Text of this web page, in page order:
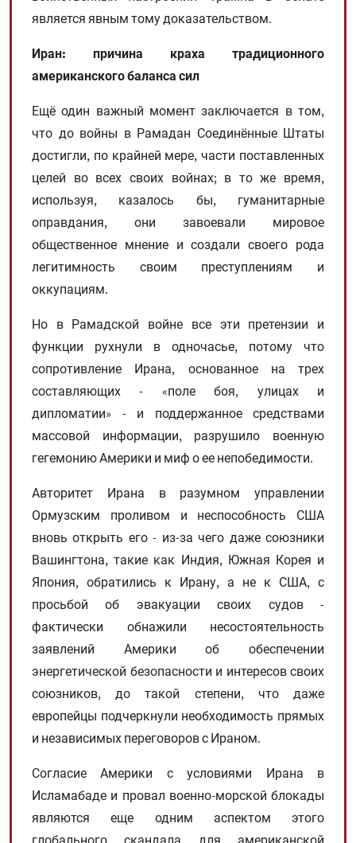
является явным тому доказательством.
Иран: причина краха традиционного
американского баланса сил
Ещё один важный момент заключается в том,
что до войны в Рамадан Соединённые Штаты
достигли, по крайней мере, части поставленных
целей во всех своих войнах; в то же время,
используя, казалось бы, гуманитарные
оправдания, они завоевали мировое
общественное мнение и создали своего рода
легитимность своим преступлениям и
оккупациям.
Но в Рамадской войне все эти претензии и
функции рухнули в одночасье, потому что
сопротивление Ирана, основанное на трех
составляющих - «поле боя, улицах и
дипломатии» - и поддержанное средствами
массовой информации, разрушило военную
гегемонию Америки и миф о ее непобедимости.
Авторитет Ирана в разумном управлении
Ормузским проливом и неспособность США
вновь открыть его - из-за чего даже союзники
Вашингтона, такие как Индия, Южная Корея и
Япония, обратились к Ирану, а не к США, с
просьбой об эвакуации своих судов -
фактически обнажили несостоятельность
заявлений Америки об обеспечении
энергетической безопасности и интересов своих
союзников, до такой степени, что даже
европейцы подчеркнули необходимость прямых
и независимых переговоров с Ираном.
Согласие Америки с условиями Ирана в
Исламабаде и провал военно-морской блокады
являются еще одним аспектом этого
глобального скандала для американской